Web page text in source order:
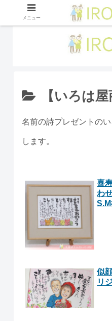
【いろは屋
名前の詩プレゼントの
します。
喜
わ
S.M
似
リ
メニュー